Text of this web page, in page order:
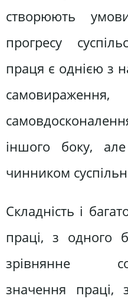
створюють
прогресу
праця є однією з
самовираження,
іншого боку,
чинником
Складність і
праці, з одного
зрівнянне
значення праці,